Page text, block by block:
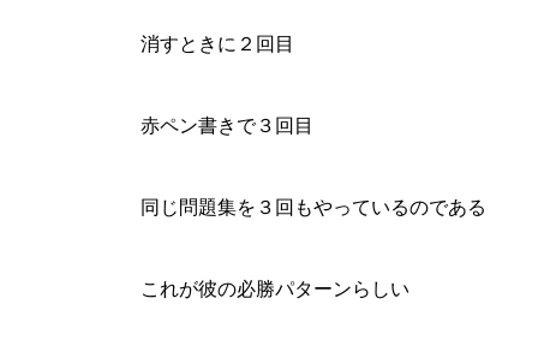
消すときに２回目
赤ペン書きで３回目
同じ問題集を３回もやっているのである
これが彼の必勝パターンらしい